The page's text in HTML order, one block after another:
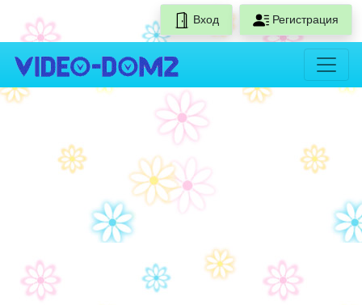
Вход Регистрация